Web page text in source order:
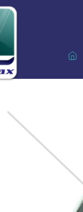
Ir
para
o
conteúdo